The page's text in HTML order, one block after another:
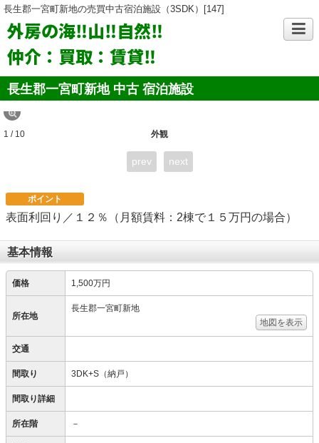
長生郡一宮町新地の売買中古宿泊施設（3SDK）[147]
外房の海‼山‼自然‼
仲介：買取：賃貸‼
長生郡一宮町新地 中古 宿泊施設
外観
1 / 10
prev next
ポイント
表面利回り／１２％（月額賃料：2棟で１５万円の場合）
基本情報
価格 1,500万円
所在地
長生郡一宮町新地
地図を表示
交通
間取り 3DK+S（納戸）
間取り詳細
所在階 －